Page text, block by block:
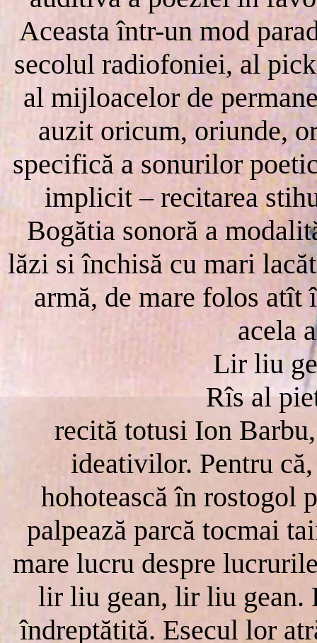
Aceasta într-un mod
secolul radiofoniei, al
al mijloacelor de
auzit oricum, oriunde,
specifică a sonurilor
implicit – recitarea
Bogătia sonoră a
lăzi si închisă cu mari
armă, de mare folos
acela
Lir liu
Rîs al
recită totusi Ion
ideativilor. Pentru
hohotească în rostogol
palpează parcă tocmai
mare lucru despre
lir liu gean, lir liu gean.
îndreptătită. Esecul lor